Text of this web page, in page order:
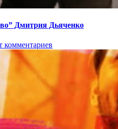
Дмитрия Дьяченко
комментариев